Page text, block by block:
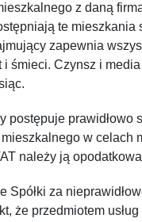
z daną
te mieszkania
zapewnia
i śmieci. Czynsz i
postępuje prawidłowo
w celach
należy ją
Spółki za
że przedmiotem